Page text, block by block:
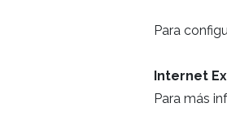
Para
Internet
Para más